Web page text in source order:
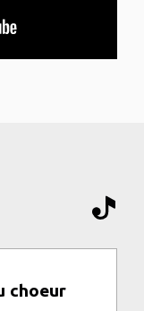
choeur